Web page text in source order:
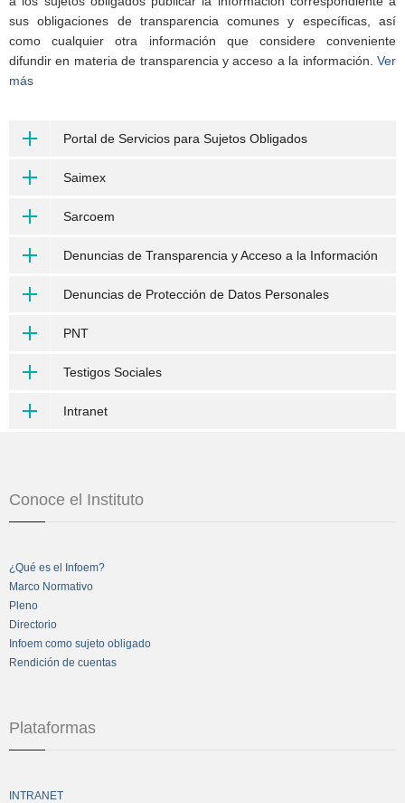
sus obligaciones de transparencia comunes y específicas, así
como cualquier otra información que considere conveniente
difundir en materia de transparencia y acceso a la información. Ver
más
Portal de Servicios para Sujetos Obligados
Saimex
Sarcoem
Denuncias de Transparencia y Acceso a la Información
Denuncias de Protección de Datos Personales
PNT
Testigos Sociales
Intranet
Conoce el Instituto
¿Qué es el Infoem?
Marco Normativo
Pleno
Directorio
Infoem como sujeto obligado
Rendición de cuentas
Plataformas
INTRANET